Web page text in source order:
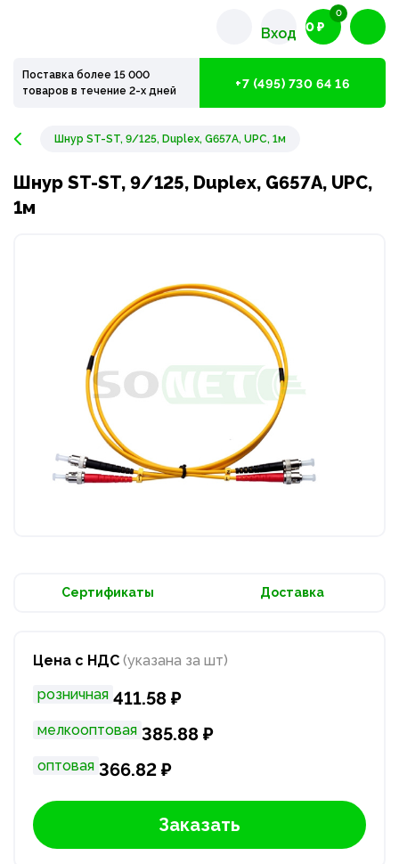
Вход 0 ₽
0
Поставка более 15 000
товаров в течение 2-х дней
+7 (495) 730 64 16
Шнур ST-ST, 9/125, Duplex, G657A, UPC, 1м
Шнур ST-ST, 9/125, Duplex, G657A, UPC,
1м
Сертификаты Доставка
Цена с НДС (указана за шт)
розничная 411.58 ₽
мелкооптовая 385.88 ₽
оптовая 366.82 ₽
Заказать